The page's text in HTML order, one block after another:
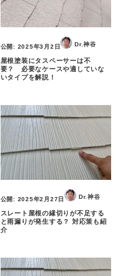
公開: 2025年3月2日 Dr.神谷
屋根塗装にタスペーサーは不
要？ 必要なケースや適していな
いタイプを解説！
公開: 2025年2月27日 Dr.神谷
スレート屋根の縁切りが不足する
と雨漏りが発生する？ 対応策も紹
介